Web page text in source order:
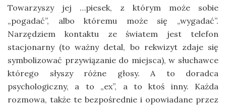
Towarzyszy jej …piesek, z którym może sobie
„pogadać”, albo któremu może się „wygadać”.
Narzędziem kontaktu ze światem jest telefon
stacjonarny (to ważny detal, bo rekwizyt zdaje się
symbolizować przywiązanie do miejsca), w słuchawce
którego słyszy różne głosy. A to doradca
psychologiczny, a to „ex”, a to ktoś inny. Każda
rozmowa, także te bezpośrednie i opowiadane przez